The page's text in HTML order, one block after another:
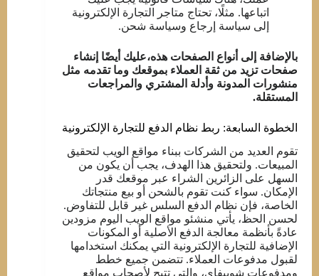
اتباعها. مثلًا، تحتاج متاجر التجارة الإلكترونية
إلى سياسة إرجاع وسياسة شحن.
بالإضافة إلى أنواع الصفحات هذه،عليك أيضًا إنشاء
صفحات تزيد من ثقة العملاء بموقعك وما تقدمه مثل
منشورات المدونة وأدلة المشتري والمراجعات
المستقلة.
الخطوة السابعة: ربط نظام الدفع للتجارة الإلكترونية
تقوم العديد من الشركات ببناء مواقع الويب لتحقيق
المبيعات. ولتحقيق هذا الهدف، يجب أن يكون من
السهل على الزائرين الشراء عبر موقعك قدر
الإمكان. سواء كنت تقوم بالشحن أو بيع منتجاتك
الخاصة، فإن نظام الدفع السلس غير قابل للتفاوض.
لحسن الحظ، يأتي منشئو مواقع الويب اليوم مزودين
عادةً بأنظمة معالجة الدفع الأصلية أو المكونات
الإضافية للتجارة الإلكترونية التي يمكنك استخدامها
لقبول مدفوعات العملاء. تتضمن جميع خطط
ومدفوعات شوبيفاي، والتي تتيح لأصحاب مواقع